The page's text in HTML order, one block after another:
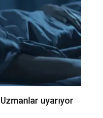
uyarıyor